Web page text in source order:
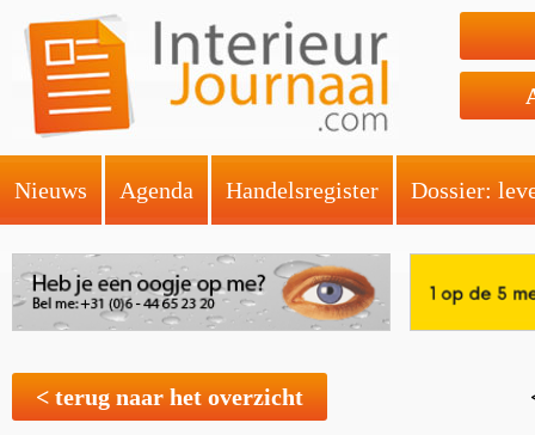
Nieuws Agenda Handelsregister Dossier:
< terug naar het overzicht